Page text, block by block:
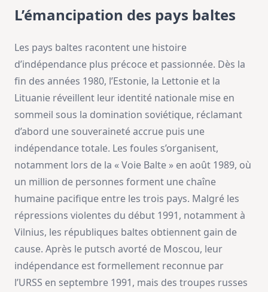
L’émancipation des pays baltes
Les pays baltes racontent une histoire
d’indépendance plus précoce et passionnée. Dès la
fin des années 1980, l’Estonie, la Lettonie et la
Lituanie réveillent leur identité nationale mise en
sommeil sous la domination soviétique, réclamant
d’abord une souveraineté accrue puis une
indépendance totale. Les foules s’organisent,
notamment lors de la « Voie Balte » en août 1989, où
un million de personnes forment une chaîne
humaine pacifique entre les trois pays. Malgré les
répressions violentes du début 1991, notamment à
Vilnius, les républiques baltes obtiennent gain de
cause. Après le putsch avorté de Moscou, leur
indépendance est formellement reconnue par
l’URSS en septembre 1991, mais des troupes russes